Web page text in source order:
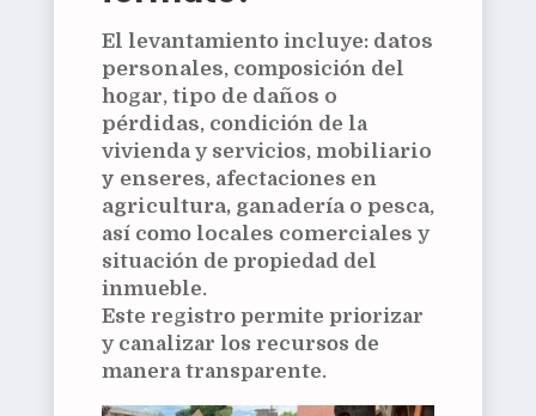
El levantamiento incluye: datos
personales, composición del
hogar, tipo de daños o
pérdidas, condición de la
vivienda y servicios, mobiliario
y enseres, afectaciones en
agricultura, ganadería o pesca,
así como locales comerciales y
situación de propiedad del
inmueble.
Este registro permite priorizar
y canalizar los recursos de
manera transparente.